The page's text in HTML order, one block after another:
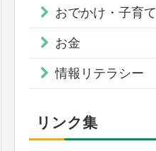
おでかけ・子育て
お金
情報リテラシー
リンク集